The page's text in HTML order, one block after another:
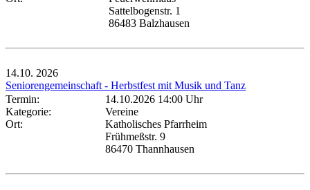
Sattelbogenstr. 1
86483 Balzhausen
14.10. 2026
Seniorengemeinschaft - Herbstfest mit Musik und Tanz
Termin:
14.10.2026 14:00 Uhr
Kategorie:
Vereine
Ort:
Katholisches Pfarrheim
Frühmeßstr. 9
86470 Thannhausen